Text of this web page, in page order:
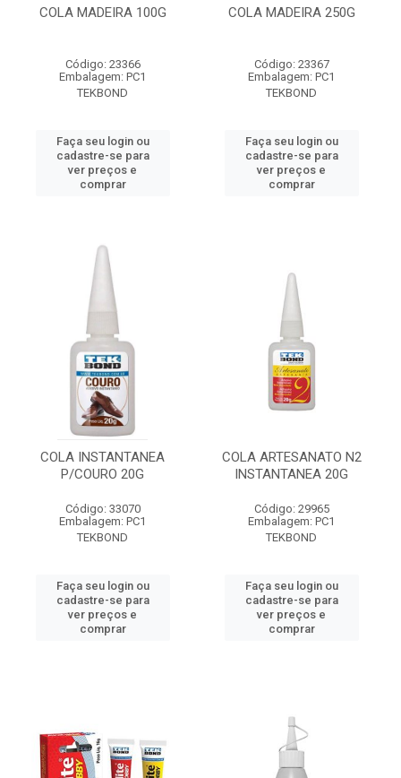
COLA MADEIRA 100G
Código: 23366
Embalagem: PC1
TEKBOND
Faça seu login ou
cadastre-se para
ver preços e
comprar
COLA MADEIRA 250G
Código: 23367
Embalagem: PC1
TEKBOND
Faça seu login ou
cadastre-se para
ver preços e
comprar
COLA INSTANTANEA
P/COURO 20G
Código: 33070
Embalagem: PC1
TEKBOND
Faça seu login ou
cadastre-se para
ver preços e
comprar
COLA ARTESANATO N2
INSTANTANEA 20G
Código: 29965
Embalagem: PC1
TEKBOND
Faça seu login ou
cadastre-se para
ver preços e
comprar